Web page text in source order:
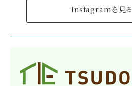
Instagramを見る